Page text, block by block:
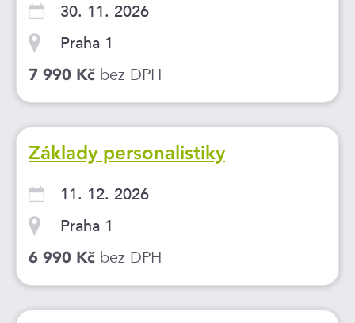
30. 11. 2026
Praha 1
7 990 Kč bez DPH
Základy personalistiky
11. 12. 2026
Praha 1
6 990 Kč bez DPH